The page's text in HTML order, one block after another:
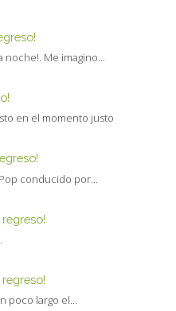
Me imagino...
en el momento justo
conducido por...
regreso!
regreso!
poco largo el...